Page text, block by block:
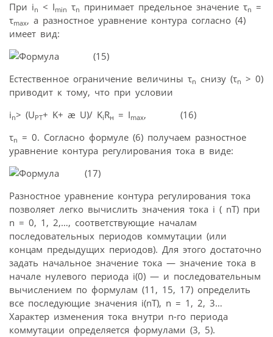
При in < Imin τn принимает предельное значение τn =
τmax, а разностное уравнение контура согласно (4)
имеет вид:
(15)
Естественное ограничение величины τn снизу (τn > 0)
приводит к тому, что при условии
in> (UРТ+ K+ æ U)/ KiRн = Imax, (16)
τn = 0. Согласно формуле (6) получаем разностное
уравнение контура регулирования тока в виде:
(17)
Разностное уравнение контура регулирования тока
позволяет легко вычислить значения тока i ( nT) при
n = 0, 1, 2,…, соответствующие началам
последовательных периодов коммутации (или
концам предыдущих периодов). Для этого достаточно
задать начальное значение тока — значение тока в
начале нулевого периода i(0) — и последовательным
вычислением по формулам (11, 15, 17) определить
все последующие значения i(nT), n = 1, 2, 3…
Характер изменения тока внутри n-го периода
коммутации определяется формулами (3, 5).